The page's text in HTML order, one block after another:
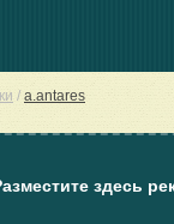
/ a.antares
здесь